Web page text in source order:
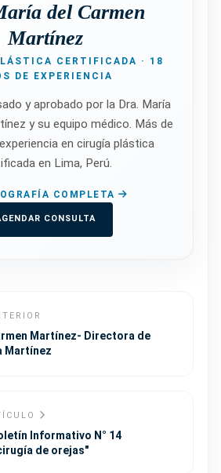
del Carmen
Martínez
CERTIFICADA · 18
DE EXPERIENCIA
y aprobado por la Dra. María
y su equipo médico. Más de
en cirugía plástica
en Lima, Perú.
COMPLETA
CONSULTA
Martínez- Directora de
Martínez
Informativo N° 14
de orejas"